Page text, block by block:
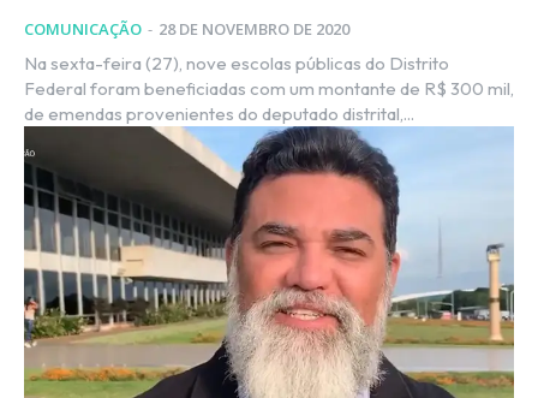
COMUNICAÇÃO - 28 DE NOVEMBRO DE 2020
Na sexta-feira (27), nove escolas públicas do Distrito
Federal foram beneficiadas com um montante de R$ 300 mil,
de emendas provenientes do deputado distrital,...